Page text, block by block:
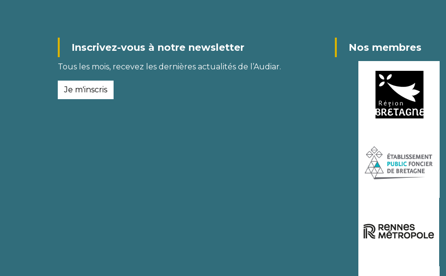
Inscrivez-vous à notre newsletter
Tous les mois, recevez les dernières actualités de l’Audiar.
Je m'inscris
Nos membres